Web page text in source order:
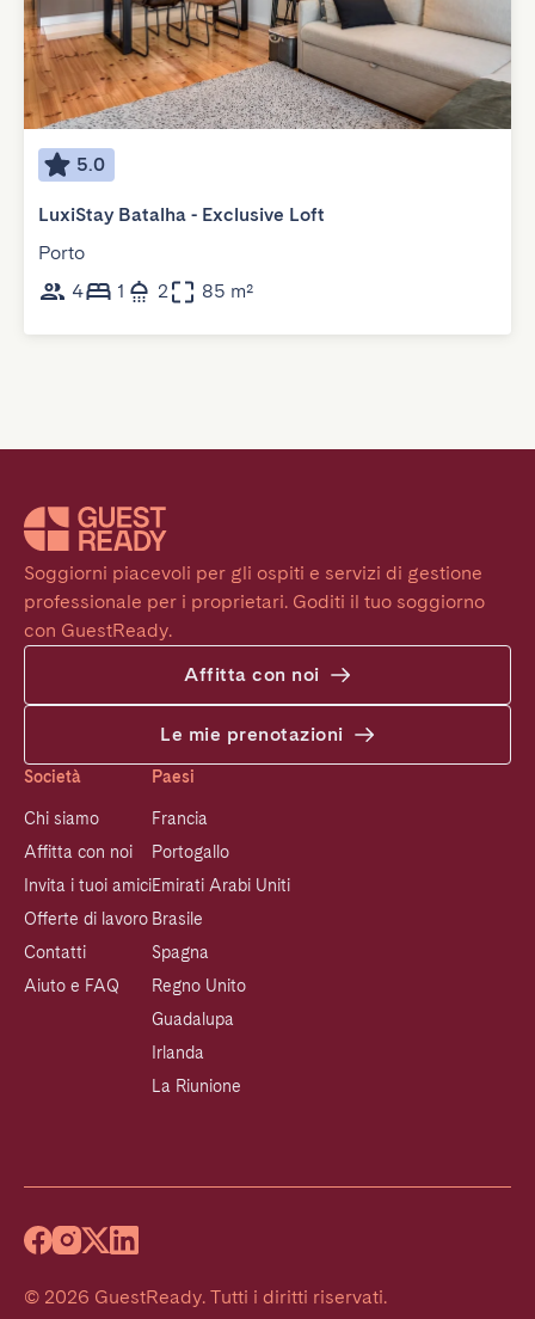
5.0
LuxiStay Batalha - Exclusive Loft
Porto
4
1 2 85 m²
Soggiorni piacevoli per gli ospiti e servizi di gestione
professionale per i proprietari. Goditi il tuo soggiorno
con GuestReady.
Affitta con noi
Le mie prenotazioni
Società
Chi siamo
Affitta con noi
Invita i tuoi amici
Offerte di lavoro
Contatti
Aiuto e FAQ
Paesi
Francia
Portogallo
Emirati Arabi Uniti
Brasile
Spagna
Regno Unito
Guadalupa
Irlanda
La Riunione
© 2026 GuestReady. Tutti i diritti riservati.